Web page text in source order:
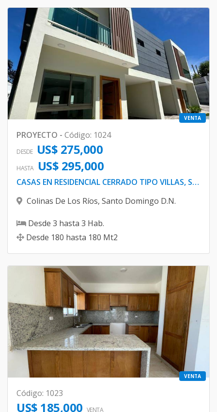
VENTA
PROYECTO - Código: 1024
DESDE US$ 275,000
HASTA US$ 295,000
CASAS EN RESIDENCIAL CERRADO TIPO VILLAS, SANTO DOMINGO
Colinas De Los Ríos, Santo Domingo D.N.
Desde 3 hasta 3 Hab.
Desde 180 hasta 180 Mt2
VENTA
Código: 1023
US$ 185,000 VENTA